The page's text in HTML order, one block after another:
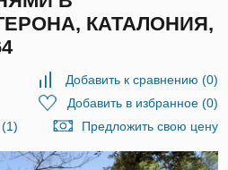
КАТАЛОНИЯ,
Добавить к сравнению (0)
Добавить в избранное(0)
Предложить свою цену